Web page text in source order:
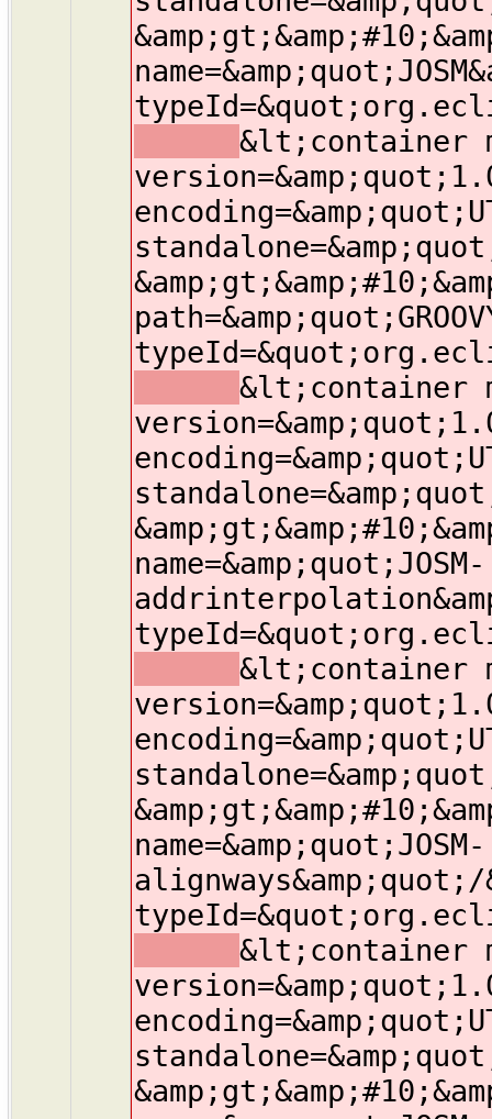
&lt;container
&lt;container
name=&amp;quot;JOSM-
&lt;container
name=&amp;quot;JOSM-
&lt;container